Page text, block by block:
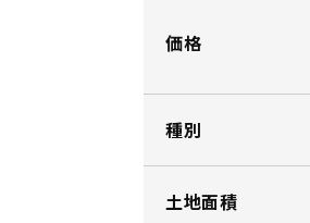
価格
種別
土地面積